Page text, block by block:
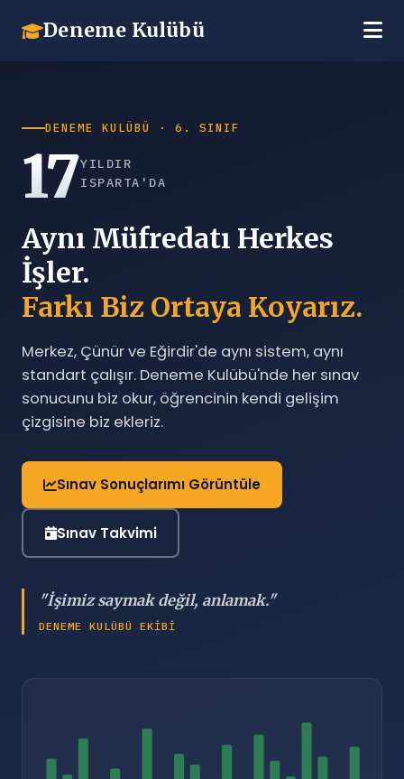
Deneme Kulübü
DENEME KULÜBÜ · 6. SINIF
17YILDIR
ISPARTA'DA
Aynı Müfredatı Herkes
İşler.
Farkı Biz Ortaya Koyarız.
Merkez, Çünür ve Eğirdir'de aynı sistem, aynı
standart çalışır. Deneme Kulübü'nde her sınav
sonucunu biz okur, öğrencinin kendi gelişim
çizgisine biz ekleriz.
Sınav Sonuçlarımı Görüntüle
Sınav Takvimi
"İşimiz saymak değil, anlamak."
DENEME KULÜBÜ EKIBI